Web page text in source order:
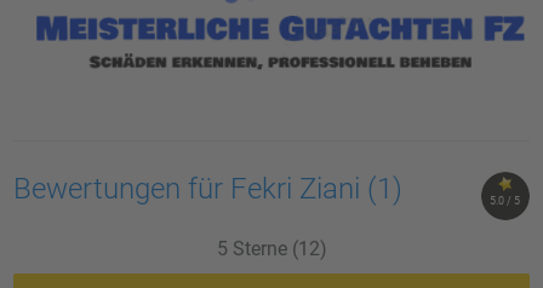
5.0 / 5
Bewertungen für Fekri Ziani (1)
5 Sterne (12)